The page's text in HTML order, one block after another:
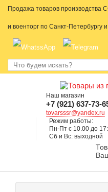
Продажа товаров производства
и военторг по Санкт-Петербургу
Наш магазин
+7 (921) 637-73-
tovarsssr@yandex.ru
Режим работы:
Пн-Пт с 10.00 до
Сб и Вс: выходной